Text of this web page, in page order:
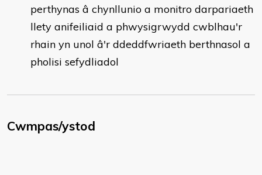
perthynas â chynllunio a monitro darpariaeth
llety anifeiliaid a phwysigrwydd cwblhau'r
rhain yn unol â'r ddeddfwriaeth berthnasol a
pholisi sefydliadol
Cwmpas/ystod